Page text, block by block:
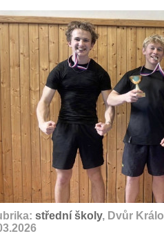
střední školy, Dvůr